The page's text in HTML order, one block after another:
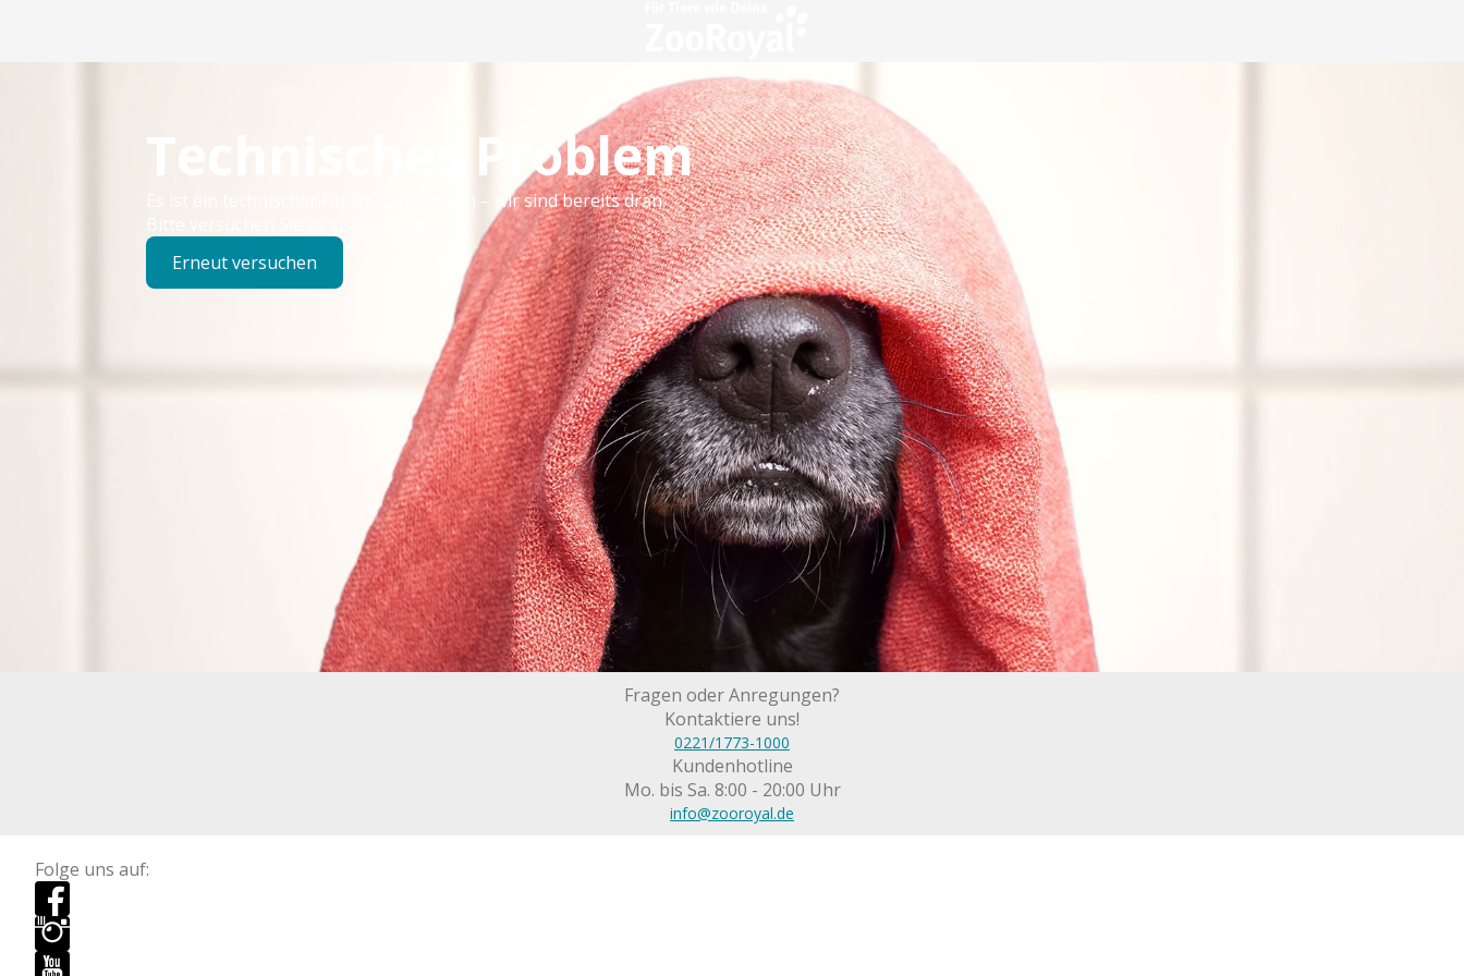
Technisches Problem
Es ist ein technischer Fehler aufgetreten – wir sind bereits dran.
Bitte versuchen Sie es später erneut.
Erneut versuchen
Fragen oder Anregungen?
Kontaktiere uns!
0221/1773-1000
Kundenhotline
Mo. bis Sa. 8:00 - 20:00 Uhr
info@zooroyal.de
Folge uns auf: